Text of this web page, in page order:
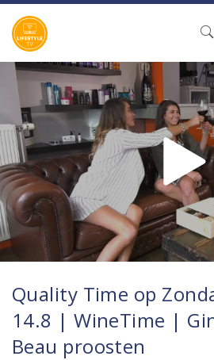
Quality Time op
14.8 | WineTime |
Beau proosten